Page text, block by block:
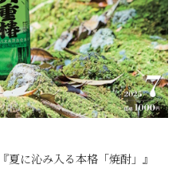
に沁み入る本格「焼酎」』